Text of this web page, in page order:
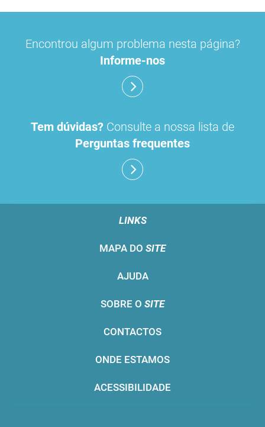
Encontrou algum problema nesta página?
Informe-nos
Tem dúvidas? Consulte a nossa lista de
Perguntas frequentes
LINKS
MAPA DO SITE
AJUDA
SOBRE O SITE
CONTACTOS
ONDE ESTAMOS
ACESSIBILIDADE